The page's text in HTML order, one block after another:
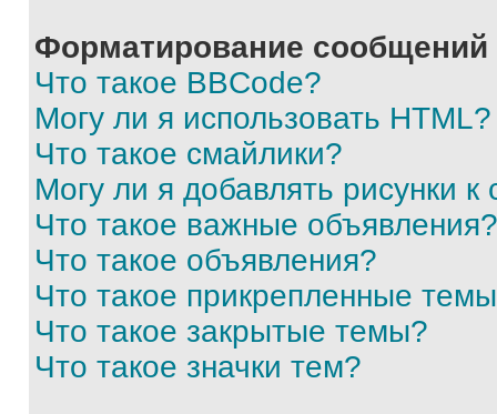
Форматирование
Что такое BBCode?
Могу ли я использовать HTML?
Что такое смайлики?
Могу ли я добавлять рисунки
Что такое важные объявления?
Что такое объявления?
Что такое прикрепленные
Что такое закрытые темы?
Что такое значки тем?